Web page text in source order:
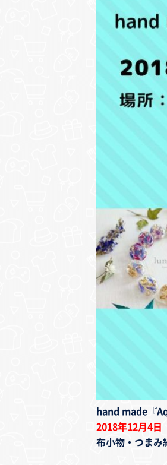
hand made『
2018年12月4
布小物・つまみ